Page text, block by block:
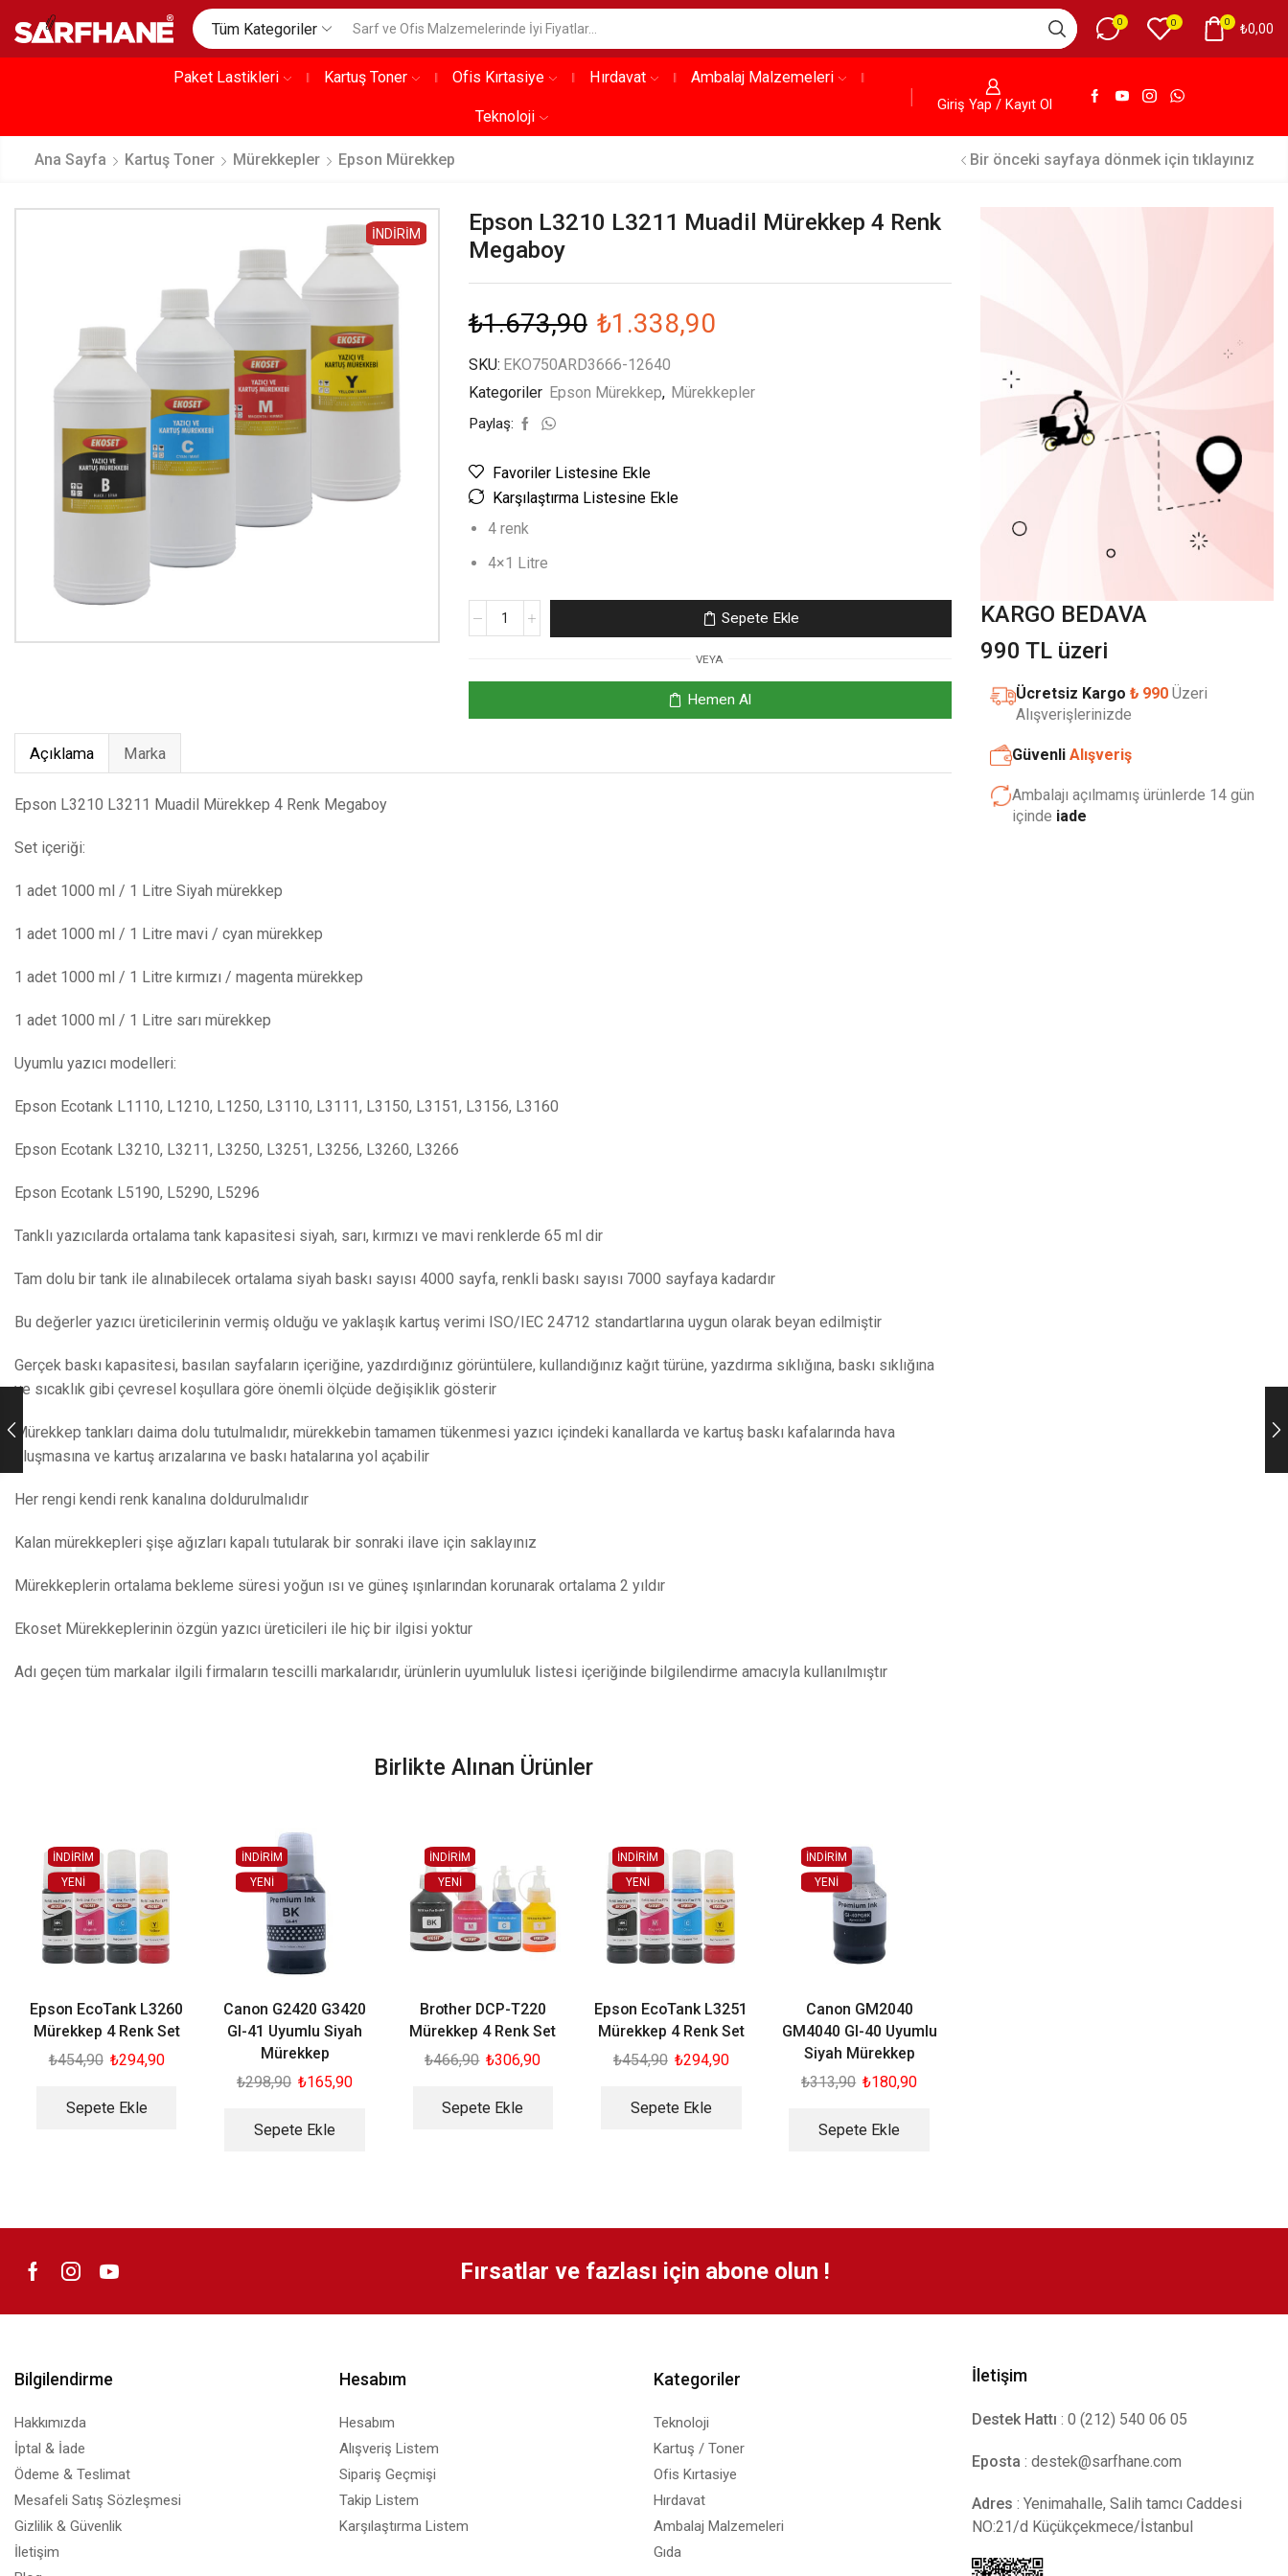
Tüm Kategoriler 0 0 0 ₺0,00
Paket Lastikleri Kartuş Toner Ofis Kırtasiye Hırdavat Ambalaj Malzemeleri
Teknoloji
Giriş Yap / Kayıt Ol
Ana Sayfa Kartuş Toner Mürekkepler Epson Mürekkep Bir önceki sayfaya dönmek için tıklayınız
İNDIRIM
Epson L3210 L3211 Muadil Mürekkep 4 Renk
Megaboy
₺1.673,90 ₺1.338,90
SKU: EKO750ARD3666-12640
Kategoriler Epson Mürekkep, Mürekkepler
Paylaş:
Favoriler Listesine Ekle
Karşılaştırma Listesine Ekle
4 renk
4×1 Litre
Sepete Ekle
VEYA
Hemen Al
Açıklama Marka
Epson L3210 L3211 Muadil Mürekkep 4 Renk Megaboy
Set içeriği:
1 adet 1000 ml / 1 Litre Siyah mürekkep
1 adet 1000 ml / 1 Litre mavi / cyan mürekkep
1 adet 1000 ml / 1 Litre kırmızı / magenta mürekkep
1 adet 1000 ml / 1 Litre sarı mürekkep
Uyumlu yazıcı modelleri:
Epson Ecotank L1110, L1210, L1250, L3110, L3111, L3150, L3151, L3156, L3160
Epson Ecotank L3210, L3211, L3250, L3251, L3256, L3260, L3266
Epson Ecotank L5190, L5290, L5296
Tanklı yazıcılarda ortalama tank kapasitesi siyah, sarı, kırmızı ve mavi renklerde 65 ml dir
Tam dolu bir tank ile alınabilecek ortalama siyah baskı sayısı 4000 sayfa, renkli baskı sayısı 7000 sayfaya kadardır
Bu değerler yazıcı üreticilerinin vermiş olduğu ve yaklaşık kartuş verimi ISO/IEC 24712 standartlarına uygun olarak beyan edilmiştir
Gerçek baskı kapasitesi, basılan sayfaların içeriğine, yazdırdığınız görüntülere, kullandığınız kağıt türüne, yazdırma sıklığına, baskı sıklığına
ve sıcaklık gibi çevresel koşullara göre önemli ölçüde değişiklik gösterir
Mürekkep tankları daima dolu tutulmalıdır, mürekkebin tamamen tükenmesi yazıcı içindeki kanallarda ve kartuş baskı kafalarında hava
oluşmasına ve kartuş arızalarına ve baskı hatalarına yol açabilir
Her rengi kendi renk kanalına doldurulmalıdır
Kalan mürekkepleri şişe ağızları kapalı tutularak bir sonraki ilave için saklayınız
Mürekkeplerin ortalama bekleme süresi yoğun ısı ve güneş ışınlarından korunarak ortalama 2 yıldır
Ekoset Mürekkeplerinin özgün yazıcı üreticileri ile hiç bir ilgisi yoktur
Adı geçen tüm markalar ilgili firmaların tescilli markalarıdır, ürünlerin uyumluluk listesi içeriğinde bilgilendirme amacıyla kullanılmıştır
Birlikte Alınan Ürünler
İNDİRİM
YENI
Epson EcoTank L3260
Mürekkep 4 Renk Set
₺454,90 ₺294,90
Sepete Ekle
İNDİRİM
YENI
Canon G2420 G3420
GI-41 Uyumlu Siyah
Mürekkep
₺298,90 ₺165,90
Sepete Ekle
İNDİRİM
YENI
Brother DCP-T220
Mürekkep 4 Renk Set
₺466,90 ₺306,90
Sepete Ekle
İNDİRİM
YENI
Epson EcoTank L3251
Mürekkep 4 Renk Set
₺454,90 ₺294,90
Sepete Ekle
İNDİRİM
YENI
Canon GM2040
GM4040 GI-40 Uyumlu
Siyah Mürekkep
₺313,90 ₺180,90
Sepete Ekle
KARGO BEDAVA
990 TL üzeri
Ücretsiz Kargo ₺ 990 Üzeri
Alışverişlerinizde
Güvenli Alışveriş
Ambalajı açılmamış ürünlerde 14 gün
içinde iade
Fırsatlar ve fazlası için abone olun !
Bilgilendirme
Hakkımızda
İptal & İade
Ödeme & Teslimat
Mesafeli Satış Sözleşmesi
Gizlilik & Güvenlik
İletişim
Hesabım
Hesabım
Alışveriş Listem
Sipariş Geçmişi
Takip Listem
Karşılaştırma Listem
Kategoriler
Teknoloji
Kartuş / Toner
Ofis Kırtasiye
Hırdavat
Ambalaj Malzemeleri
Gıda
İletişim
Destek Hattı : 0 (212) 540 06 05
Eposta : destek@sarfhane.com
Adres : Yenimahalle, Salih tamcı Caddesi
NO:21/d Küçükçekmece/İstanbul